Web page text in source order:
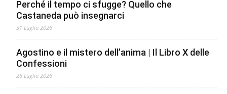
Perché il tempo ci sfugge? Quello che
Castaneda può insegnarci
31 Luglio 2026
Agostino e il mistero dell’anima | Il Libro X delle
Confessioni
26 Luglio 2026